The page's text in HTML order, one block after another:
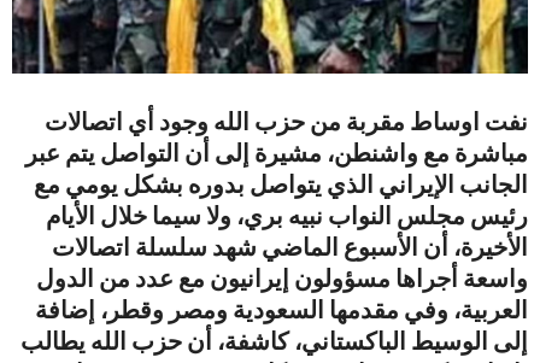
نفت اوساط مقربة من حزب الله وجود أي اتصالات
مباشرة مع واشنطن، مشيرة إلى أن التواصل يتم عبر
الجانب الإيراني الذي يتواصل بدوره بشكل يومي مع
رئيس مجلس النواب نبيه بري، ولا سيما خلال الأيام
الأخيرة، أن الأسبوع الماضي شهد سلسلة اتصالات
واسعة أجراها مسؤولون إيرانيون مع عدد من الدول
العربية، وفي مقدمها السعودية ومصر وقطر، إضافة
إلى الوسيط الباكستاني، كاشفة، أن حزب الله يطالب